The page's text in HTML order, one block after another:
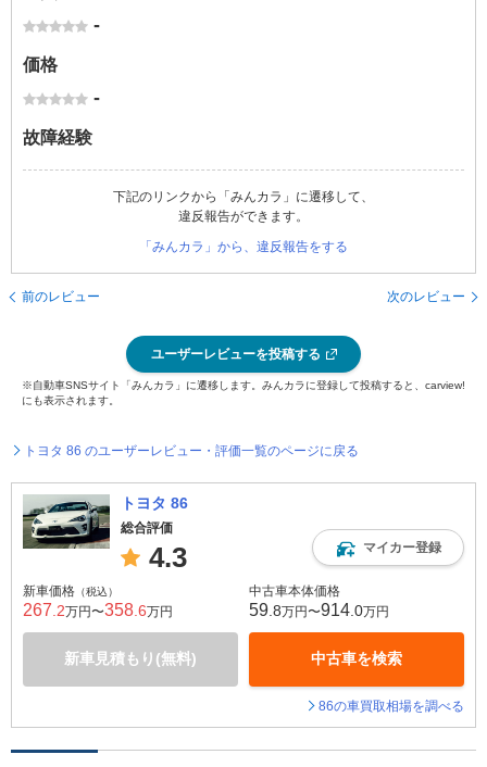
-
価格
-
故障経験
下記のリンクから「みんカラ」に遷移して、
違反報告ができます。
「みんカラ」から、違反報告をする
前のレビュー 次のレビュー
ユーザーレビューを投稿する
※自動車SNSサイト「みんカラ」に遷移します。みんカラに登録して投稿すると、carview!
にも表示されます。
トヨタ 86 のユーザーレビュー・評価一覧のページに戻る
トヨタ 86
総合評価
4.3 マイカー登録
新車価格 （税込）
267 .2万円〜358 .6万円
新車見積もり(無料)
中古車本体価格
59 .8万円〜914 .0万円
中古車を検索
86の車買取相場を調べる